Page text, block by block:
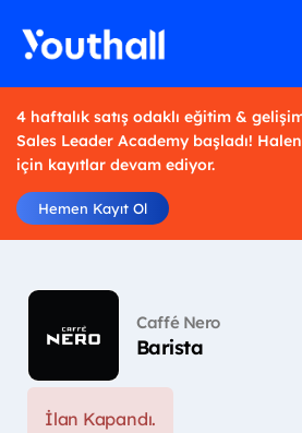
4 haftalık satış odaklı eğitim &
Sales Leader Academy başladı!
için kayıtlar devam ediyor.
Hemen Kayıt Ol
Caffé Nero
Barista
İlan Kapandı.